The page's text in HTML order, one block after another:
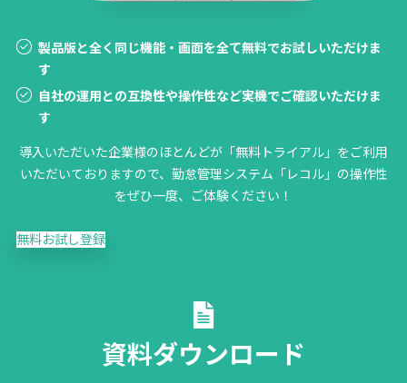
製品版と全く同じ機能・画面を全て無料でお試しいただけま
す
自社の運用との互換性や操作性など実機でご確認いただけま
す
導入いただいた企業様のほとんどが「無料トライアル」をご利用
いただいておりますので、勤怠管理システム「レコル」の操作性
をぜひ一度、ご体験ください！
無料お試し登録
資料ダウンロード